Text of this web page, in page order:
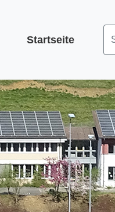
Startseite